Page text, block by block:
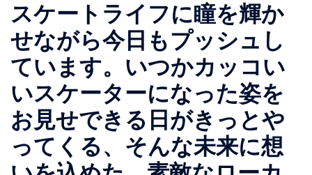
スケートライフに瞳を輝か
せながら今日もプッシュし
ています。いつかカッコい
いスケーターになった姿を
お見せできる日がきっとや
ってくる、そんな未来に想